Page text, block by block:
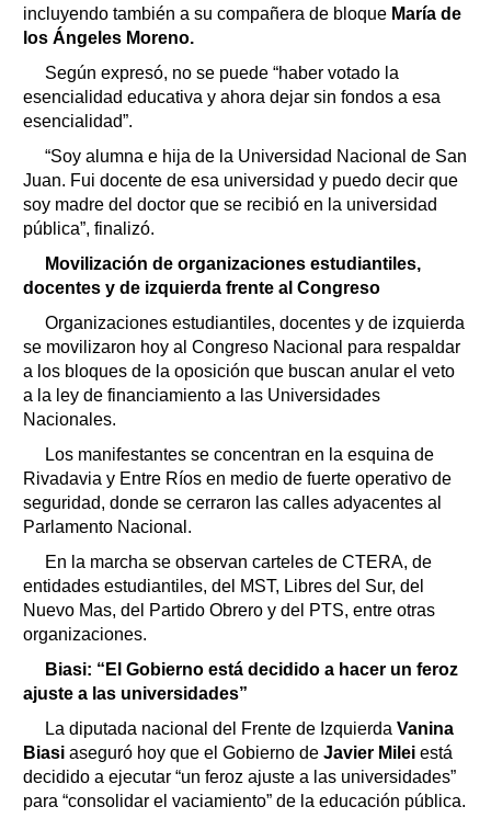
incluyendo también a su compañera de bloque María de
los Ángeles Moreno.
Según expresó, no se puede “haber votado la
esencialidad educativa y ahora dejar sin fondos a esa
esencialidad”.
“Soy alumna e hija de la Universidad Nacional de San
Juan. Fui docente de esa universidad y puedo decir que
soy madre del doctor que se recibió en la universidad
pública”, finalizó.
Movilización de organizaciones estudiantiles,
docentes y de izquierda frente al Congreso
Organizaciones estudiantiles, docentes y de izquierda
se movilizaron hoy al Congreso Nacional para respaldar
a los bloques de la oposición que buscan anular el veto
a la ley de financiamiento a las Universidades
Nacionales.
Los manifestantes se concentran en la esquina de
Rivadavia y Entre Ríos en medio de fuerte operativo de
seguridad, donde se cerraron las calles adyacentes al
Parlamento Nacional.
En la marcha se observan carteles de CTERA, de
entidades estudiantiles, del MST, Libres del Sur, del
Nuevo Mas, del Partido Obrero y del PTS, entre otras
organizaciones.
Biasi: “El Gobierno está decidido a hacer un feroz
ajuste a las universidades”
La diputada nacional del Frente de Izquierda Vanina
Biasi aseguró hoy que el Gobierno de Javier Milei está
decidido a ejecutar “un feroz ajuste a las universidades”
para “consolidar el vaciamiento” de la educación pública.